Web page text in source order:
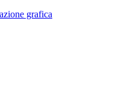
grafica